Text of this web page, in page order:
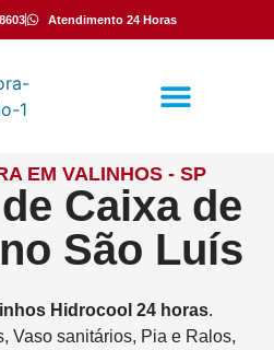
Atendimento 24 Horas
EM VALINHOS - SP
Caixa de
São Luís
Hidrocool 24 horas.
Vaso sanitários, Pia e Ralos,